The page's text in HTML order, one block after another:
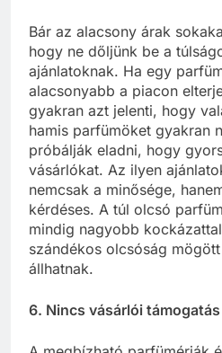
Bár az alacsony árak
hogy ne dőljünk be a
ajánlatoknak. Ha egy
alacsonyabb a piacon
gyakran azt jelenti, hogy
hamis parfümöket gyakran
próbálják eladni, hogy
vásárlókat. Az ilyen
nemcsak a minősége,
kérdéses. A túl olcsó
mindig nagyobb
szándékos olcsóság
állhatnak.
6. Nincs vásárlói támogatás